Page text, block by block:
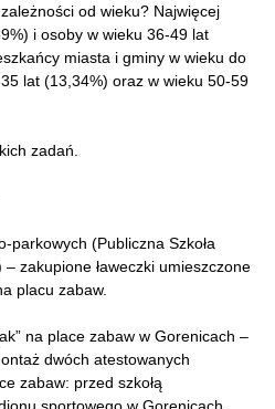
od wieku? Najwięcej
i osoby w wieku 36-49 lat
miasta i gminy w wieku do
lat (13,34%) oraz w wieku 50-59
zadań.
parkowych (Publiczna Szkoła
zakupione ławeczki umieszczone
placu zabaw.
na place zabaw w Gorenicach –
dwóch atestowanych
zabaw: przed szkołą